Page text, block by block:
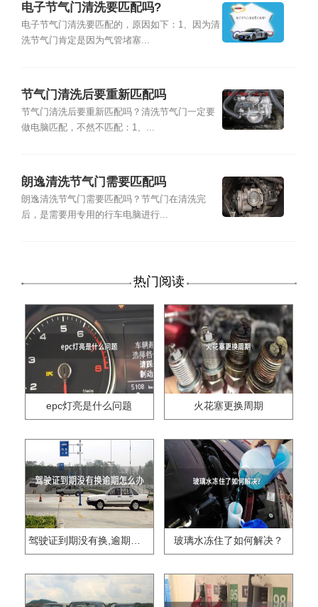
电子节气门清洗要匹配吗?
电子节气门清洗要匹配的，原因如下：1、因为清
洗节气门肯定是因为气管堵塞...
节气门清洗后要重新匹配吗
节气门清洗后要重新匹配吗？清洗节气门一定要
做电脑匹配，不然不匹配：1、...
朗逸清洗节气门需要匹配吗
朗逸清洗节气门需要匹配吗？节气门在清洗完
后，是需要用专用的行车电脑进行...
热门阅读
epc灯亮是什么问题 火花塞更换周期
驾驶证到期没有换,逾期怎么办?? 玻璃水冻住了如何解决？